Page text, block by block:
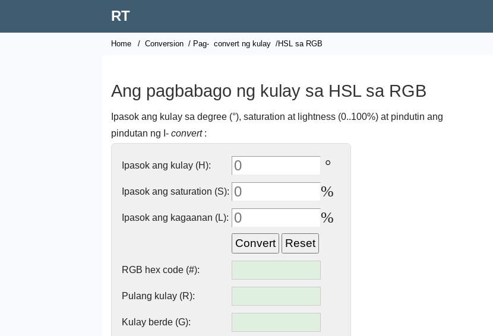
RT
Home / Conversion / Pag- convert ng kulay /HSL sa RGB
Ang pagbabago ng kulay sa HSL sa RGB
Ipasok ang kulay sa degree (°), saturation at lightness (0..100%) at pindutin ang
pindutan ng I- convert:
Ipasok ang kulay (H): °
Ipasok ang saturation (S): %
Ipasok ang kagaanan (L): %
RGB hex code (#):
Pulang kulay (R):
Kulay berde (G):